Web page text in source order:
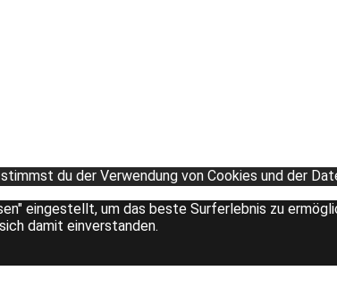
du der Verwendung von Cookies und der
eingestellt, um das beste Surferlebnis zu
damit einverstanden.